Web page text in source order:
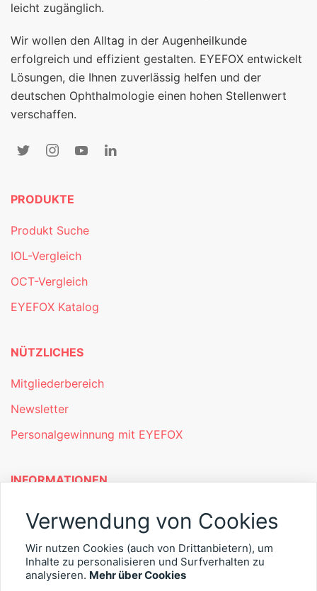
leicht zugänglich.
Wir wollen den Alltag in der Augenheilkunde
erfolgreich und effizient gestalten. EYEFOX entwickelt
Lösungen, die Ihnen zuverlässig helfen und der
deutschen Ophthalmologie einen hohen Stellenwert
verschaffen.
PRODUKTE
Produkt Suche
IOL-Vergleich
OCT-Vergleich
EYEFOX Katalog
NÜTZLICHES
Mitgliederbereich
Newsletter
Personalgewinnung mit EYEFOX
INFORMATIONEN
Was ist EYEFOX – Ihre Möglichkeiten
Kontakt
Verwendung von Cookies
Wir nutzen Cookies (auch von Drittanbietern), um
Inhalte zu personalisieren und Surfverhalten zu
analysieren. Mehr über Cookies